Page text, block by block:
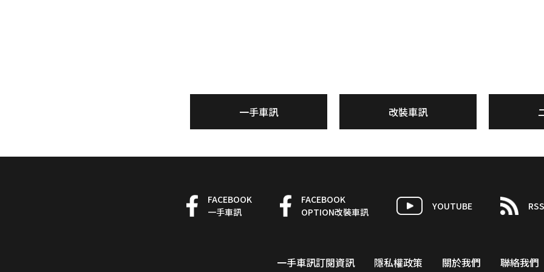
一手車訊 改裝車訊
FACEBOOK
一手車訊
FACEBOOK
OPTION改裝車訊
YOUTUBE RSS
一手車訊訂閱資訊 隱私權政策 關於我們 聯絡我們